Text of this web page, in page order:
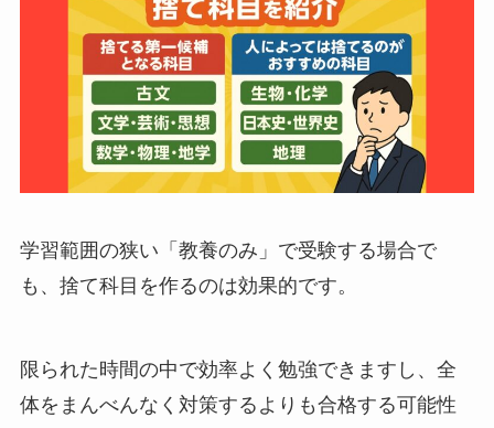
学習範囲の狭い「教養のみ」で受験する場合で
も、捨て科目を作るのは効果的です。
限られた時間の中で効率よく勉強できますし、全
体をまんべんなく対策するよりも合格する可能性